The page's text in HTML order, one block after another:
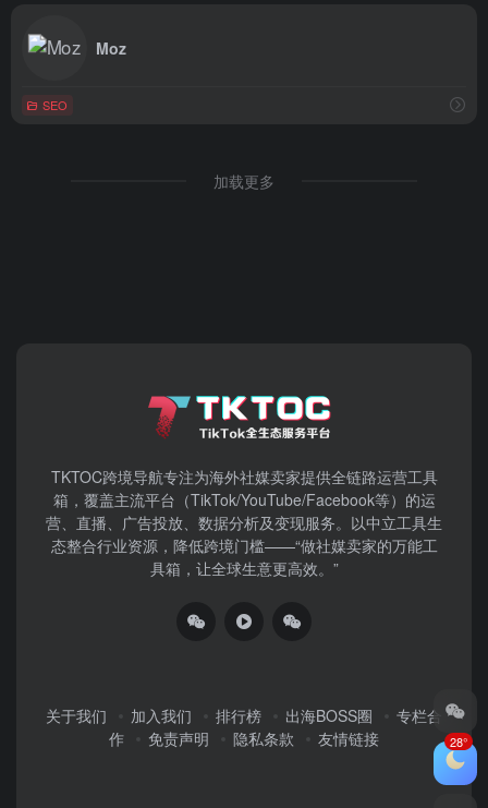
Moz
SEO
加载更多
TKTOC跨境导航​专注为海外社媒卖家提供全链路运营工具
箱，覆盖主流平台（TikTok/YouTube/Facebook等）​的运
营、直播、广告投放、数据分析及变现服务。以中立工具生
态整合行业资源，降低跨境门槛——“做社媒卖家的万能工
具箱，让全球生意更高效。”
关于我们 加入我们 排行榜 出海BOSS圈
专栏合
作
免责声明 隐私条款 友情链接 28°